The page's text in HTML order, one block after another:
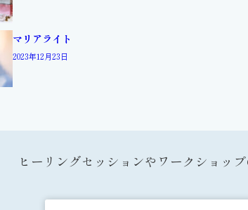
マリアライト
2023年12月23日
ヒーリングセッションやワークショッ